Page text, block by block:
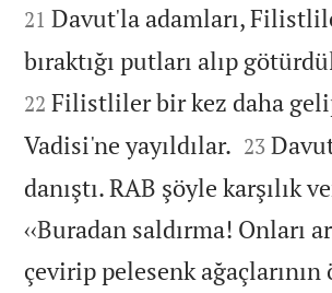
21 Davut'la adamları,
bıraktığı putları alıp
22 Filistliler bir kez daha
Vadisi'ne yayıldılar. 

23
danıştı. RAB şöyle karşılık
‹‹Buradan saldırma! Onları
çevirip pelesenk